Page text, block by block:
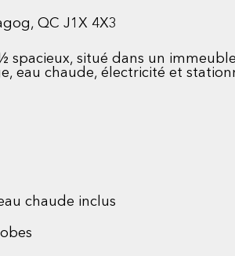
QC J1X 4X3
spacieux, situé dans un
eau chaude, électricité et
chaude inclus